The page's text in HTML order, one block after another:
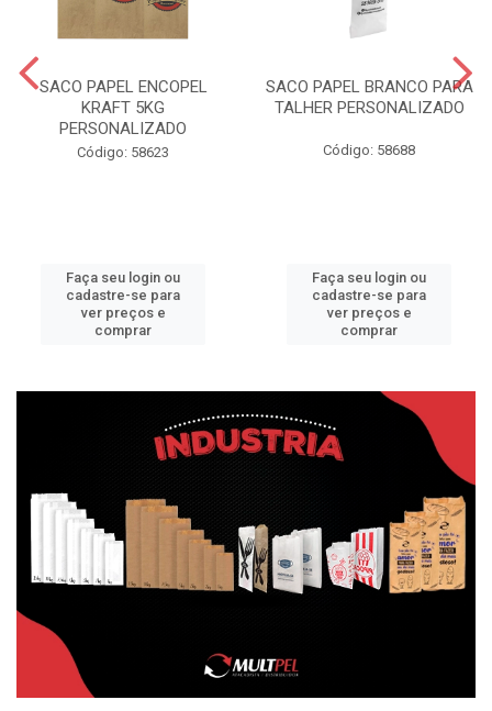
SACO PAPEL ENCOPEL
KRAFT 5KG
PERSONALIZADO
Código: 58623
Faça seu login ou
cadastre-se para
ver preços e
comprar
SACO PAPEL BRANCO PARA
TALHER PERSONALIZADO
Código: 58688
Faça seu login ou
cadastre-se para
ver preços e
comprar